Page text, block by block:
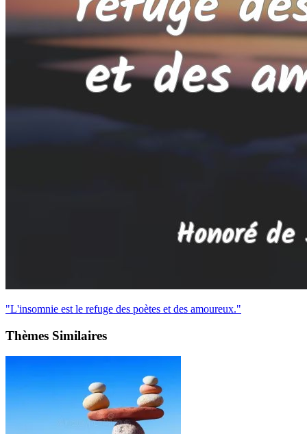
"L'insomnie est le refuge des poètes et des amoureux."
Thèmes Similaires